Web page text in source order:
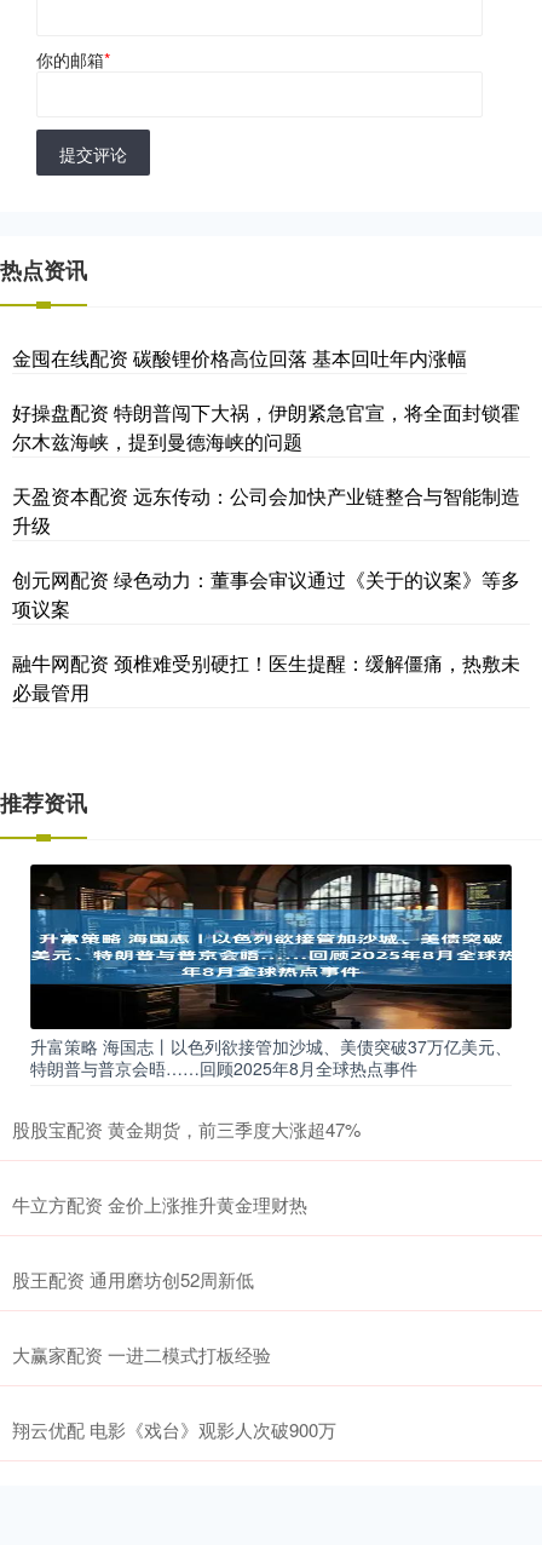
你的邮箱*
提交评论
热点资讯
金囤在线配资 碳酸锂价格高位回落 基本回吐年内涨幅
好操盘配资 特朗普闯下大祸，伊朗紧急官宣，将全面封锁霍
尔木兹海峡，提到曼德海峡的问题
天盈资本配资 远东传动：公司会加快产业链整合与智能制造
升级
创元网配资 绿色动力：董事会审议通过《关于的议案》等多
项议案
融牛网配资 颈椎难受别硬扛！医生提醒：缓解僵痛，热敷未
必最管用
推荐资讯
升富策略 海国志丨以色列欲接管加沙城、美债突破37万亿美元、
特朗普与普京会晤……回顾2025年8月全球热点事件
股股宝配资 黄金期货，前三季度大涨超47%
牛立方配资 金价上涨推升黄金理财热
股王配资 通用磨坊创52周新低
大赢家配资 一进二模式打板经验
翔云优配 电影《戏台》观影人次破900万